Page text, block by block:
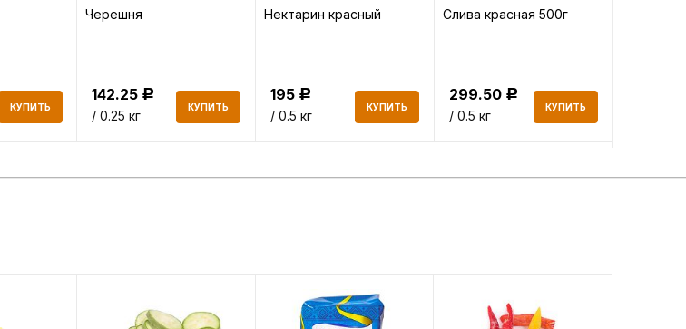
КУПИТЬ
Черешня
142.25 Р
/ 0.25 кг
КУПИТЬ
Нектарин красный
195 Р
/ 0.5 кг
КУПИТЬ
Слива красная 500г
299.50 Р
/ 0.5 кг
КУПИТЬ